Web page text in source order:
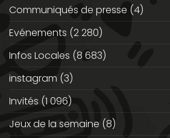
Communiqués de presse (4)
Evénements (2 280)
Infos Locales (8 683)
instagram (3)
Invités (1 096)
Jeux de la semaine (8)